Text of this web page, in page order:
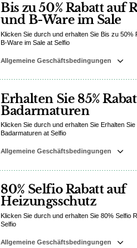
Bis zu 50% Rabatt auf
und B-Ware im Sale
Klicken Sie durch und erhalten Sie Bis zu 50%
B-Ware im Sale at Selfio
Allgemeine Geschäftsbedingungen
Erhalten Sie 85%
Badarmaturen
Klicken Sie durch und erhalten Sie Erhalten
Badarmaturen at Selfio
Allgemeine Geschäftsbedingungen
80% Selfio Rabatt auf
Heizungsschutz
Klicken Sie durch und erhalten Sie 80% Selfio
Selfio
Allgemeine Geschäftsbedingungen